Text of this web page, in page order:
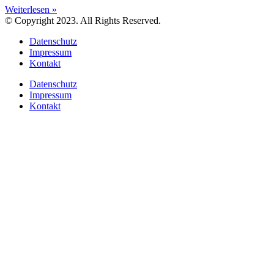
Weiterlesen »
© Copyright 2023. All Rights Reserved.
Datenschutz
Impressum
Kontakt
Datenschutz
Impressum
Kontakt